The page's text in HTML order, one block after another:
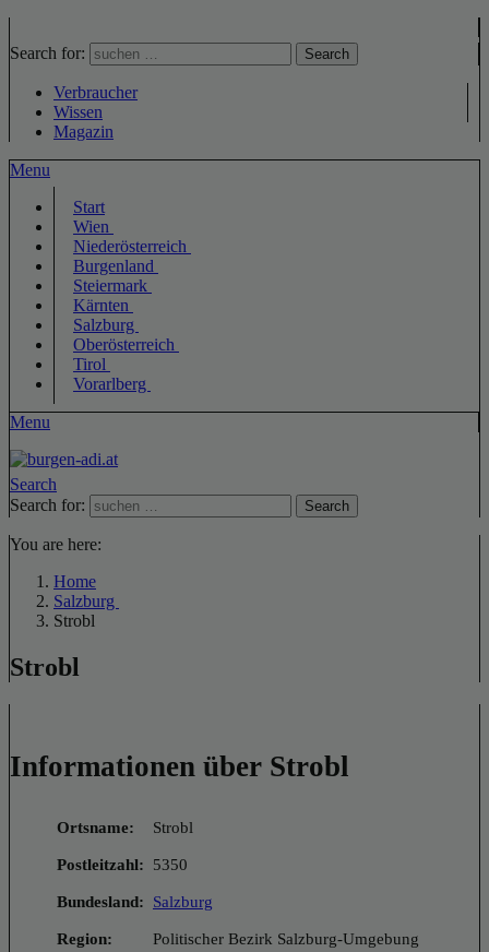
Search for: Search
Verbraucher
Wissen
Magazin
Menu
Start
Wien
Niederösterreich
Burgenland
Steiermark
Kärnten
Salzburg
Oberösterreich
Tirol
Vorarlberg
Menu
Search
Search for:
Search
You are here:
Home
Salzburg
Strobl
Strobl
Informationen über Strobl
Ortsname: Strobl
Postleitzahl: 5350
Bundesland: Salzburg
Region: Politischer Bezirk Salzburg-Umgebung